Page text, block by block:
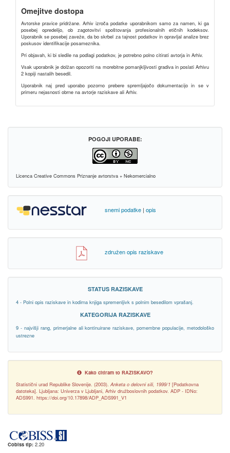
Omejitve dostopa
Avtorske pravice pridržane. Arhiv izroča podatke uporabnikom samo za namen, ki ga
posebej opredelijo, ob zagotovitvi spoštovanja profesionalnih etičnih kodeksov.
Uporabnik se posebej zaveže, da bo skrbel za tajnost podatkov in opravljal analize brez
poskusov identifikacije posameznika.
Pri objavah, ki bi sledile na podlagi podatkov, je potrebno polno citirati avtorja in Arhiv.
Vsak uporabnik je dolžan opozoriti na morebitne pomanjkljivosti gradiva in poslati Arhivu
2 kopiji nastalih besedil.
Uporabnik naj pred uporabo pozorno prebere spremljajočo dokumentacijo in se v
primeru nejasnosti obrne na avtorje raziskave ali Arhiv.
POGOJI UPORABE:
Licenca Creative Commons Priznanje avtorstva + Nekomercialno
snemi podatke |opis
združen opis raziskave
STATUS RAZISKAVE
4 - Polni opis raziskave in kodirna knjiga spremenljivk s polnim besedilom vprašanj.
KATEGORIJA RAZISKAVE
9 - najvišji rang, primerjalne ali kontinuirane raziskave, pomembne populacije, metodološko
ustrezne
Kako citiram to RAZISKAVO?
Statistični urad Republike Slovenije. (2003). Anketa o delovni sili, 1999/1 [Podatkovna
datoteka]. Ljubljana: Univerza v Ljubljani, Arhiv družboslovnih podatkov. ADP - IDNo:
ADS991. https://doi.org/10.17898/ADP_ADS991_V1
Cobiss tip: 2.20